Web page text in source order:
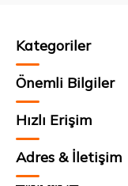
Kategoriler
Önemli Bilgiler
Hızlı Erişim
Adres & İletişim